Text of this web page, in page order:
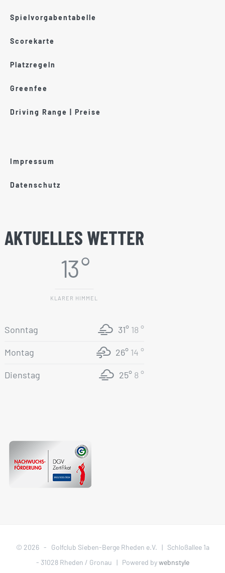
Spielvorgabentabelle
Scorekarte
Platzregeln
Greenfee
Driving Range | Preise
Impressum
Datenschutz
AKTUELLES WETTER
13 °
KLARER HIMMEL
Sonntag 31° 18 °
Montag 26° 14 °
Dienstag 25° 8 °
© 2026 - Golfclub Sieben-Berge Rheden e.V. | Schloßallee 1a
- 31028 Rheden / Gronau | Powered bywebnstyle